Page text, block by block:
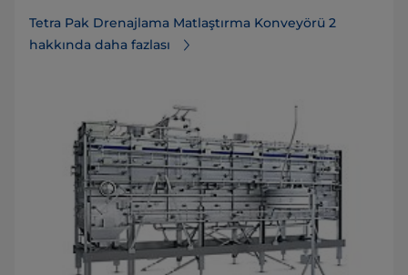
Tetra Pak Drenajlama Matlaştırma Konveyörü 2
hakkında daha fazlası